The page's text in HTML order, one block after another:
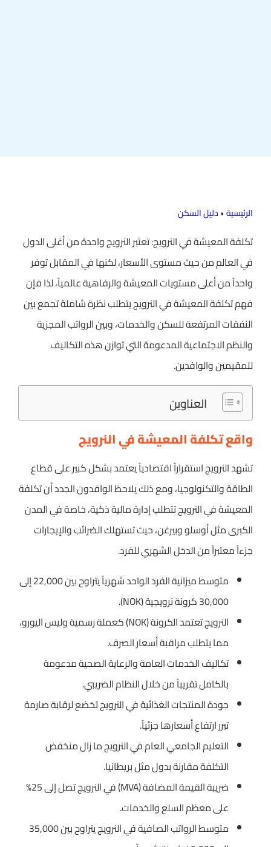
الرئيسية•دليل السكن
تكلفة المعيشة في النرويج: تعتبر النرويج واحدة من أغلى الدول
في العالم من حيث مستوى الأسعار، لكنها في المقابل توفر
واحداً من أعلى مستويات المعيشة والرفاهية عالمياً، لذا فإن
فهم تكلفة المعيشة في النرويج يتطلب نظرة شاملة تجمع بين
النفقات المرتفعة للسكن والخدمات، وبين الرواتب المجزية
والنظم الاجتماعية المدعومة التي توازن هذه التكاليف
للمقيمين والوافدين.
العناوين
واقع تكلفة المعيشة في النرويج
تشهد النرويج استقراراً اقتصادياً يعتمد بشكل كبير على قطاع
الطاقة والتكنولوجيا، ومع ذلك يلاحظ الوافدون الجدد أن تكلفة
المعيشة في النرويج تتطلب إدارة مالية ذكية، خاصة في المدن
الكبرى مثل أوسلو وبيرغن، حيث تستهلك الضرائب والإيجارات
جزءاً معتبراً من الدخل الشهري للفرد.
متوسط ميزانية الفرد الواحد شهرياً يتراوح بين 22,000 إلى
30,000 كرونة نرويجية (NOK).
النرويج تعتمد الكرونة (NOK) كعملة رسمية وليس اليورو،
مما يتطلب مراقبة أسعار الصرف.
تكاليف الخدمات العامة والرعاية الصحية مدعومة
بالكامل تقريباً من خلال النظام الضريبي.
جودة المنتجات الغذائية في النرويج تخضع لرقابة صارمة
تبرر ارتفاع أسعارها جزئياً.
التعليم الجامعي العام في النرويج ما زال منخفض
التكلفة مقارنة بدول مثل بريطانيا.
ضريبة القيمة المضافة (MVA) في النرويج تصل إلى 25%
على معظم السلع والخدمات.
متوسط الرواتب الصافية في النرويج يتراوح بين 35,000